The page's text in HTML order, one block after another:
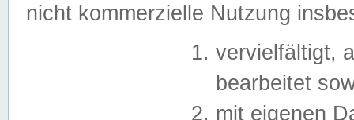
nicht kommerzielle Nutzung
vervielfältigt,
bearbeitet
mit eigenen